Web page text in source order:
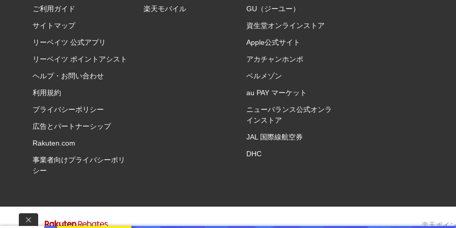
ご利用ガイド
サイトマップ
リーベイツ 公式アプリ
リーベイツ ポイントアシスト
ヘルプ・お問い合わせ
利用規約
プライバシーポリシー
広告とパートナーシップ
Rakuten.com
事業者向けプライバシーポリ
シー
楽天モバイル GU（ジーユー）
資生堂オンラインストア
Apple公式サイト
アカチャンホンポ
ベルメゾン
au PAY マーケット
ニューバランス公式オンラ
インストア
JAL 国際線航空券
DHC
楽天ポイ